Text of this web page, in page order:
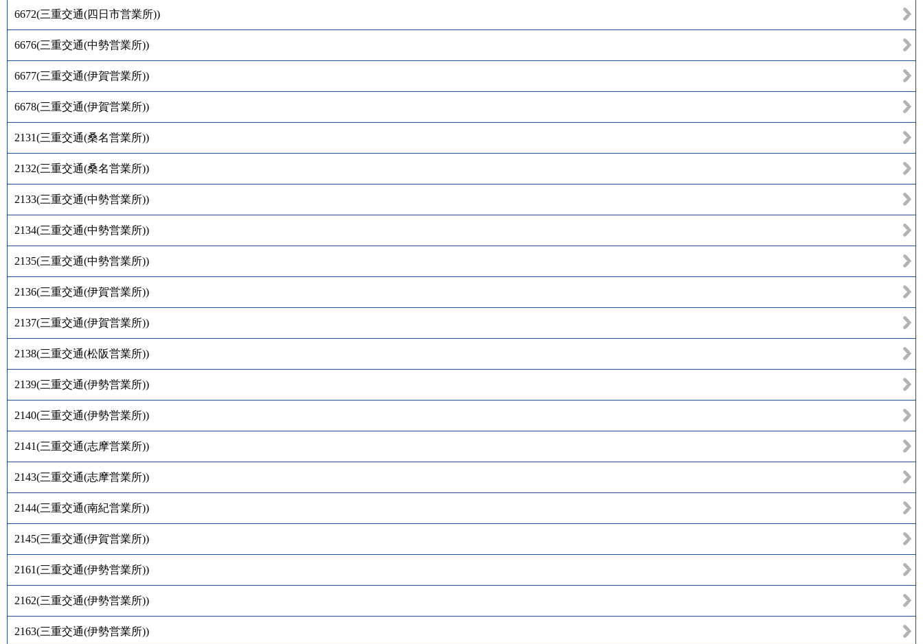
6672(三重交通(四日市営業所))
6676(三重交通(中勢営業所))
6677(三重交通(伊賀営業所))
6678(三重交通(伊賀営業所))
2131(三重交通(桑名営業所))
2132(三重交通(桑名営業所))
2133(三重交通(中勢営業所))
2134(三重交通(中勢営業所))
2135(三重交通(中勢営業所))
2136(三重交通(伊賀営業所))
2137(三重交通(伊賀営業所))
2138(三重交通(松阪営業所))
2139(三重交通(伊勢営業所))
2140(三重交通(伊勢営業所))
2141(三重交通(志摩営業所))
2143(三重交通(志摩営業所))
2144(三重交通(南紀営業所))
2145(三重交通(伊賀営業所))
2161(三重交通(伊勢営業所))
2162(三重交通(伊勢営業所))
2163(三重交通(伊勢営業所))